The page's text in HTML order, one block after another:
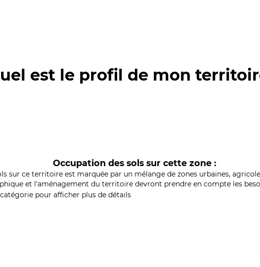
est le profil de mon
Occupation des sols sur cette zone :
sur ce territoire est marquée par un mélange de zones urbaines,
et l'aménagement du territoire devront prendre en compte les
pour afficher plus de détails